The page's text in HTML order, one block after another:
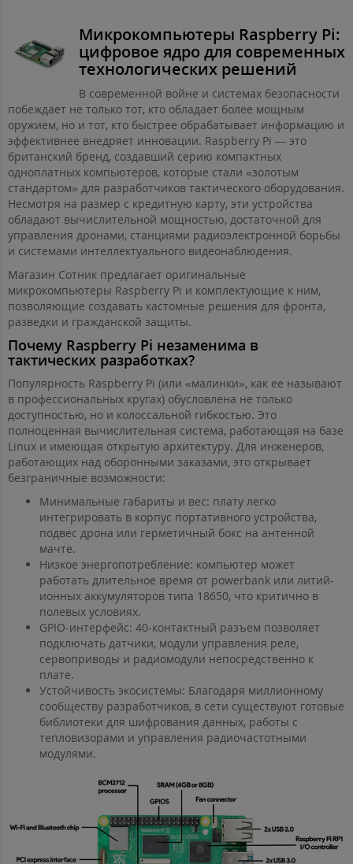
Микрокомпьютеры Raspberry Pi:
цифровое ядро для современных
технологических решений
В современной войне и системах безопасности
побеждает не только тот, кто обладает более мощным
оружием, но и тот, кто быстрее обрабатывает информацию и
эффективнее внедряет инновации. Raspberry Pi — это
британский бренд, создавший серию компактных
одноплатных компьютеров, которые стали «золотым
стандартом» для разработчиков тактического оборудования.
Несмотря на размер с кредитную карту, эти устройства
обладают вычислительной мощностью, достаточной для
управления дронами, станциями радиоэлектронной борьбы
и системами интеллектуального видеонаблюдения.
Магазин Сотник предлагает оригинальные
микрокомпьютеры Raspberry Pi и комплектующие к ним,
позволяющие создавать кастомные решения для фронта,
разведки и гражданской защиты.
Почему Raspberry Pi незаменима в
тактических разработках?
Популярность Raspberry Pi (или «малинки», как ее называют
в профессиональных кругах) обусловлена не только
доступностью, но и колоссальной гибкостью. Это
полноценная вычислительная система, работающая на базе
Linux и имеющая открытую архитектуру. Для инженеров,
работающих над оборонными заказами, это открывает
безграничные возможности:
Минимальные габариты и вес: плату легко
интегрировать в корпус портативного устройства,
подвес дрона или герметичный бокс на антенной
мачте.
Низкое энергопотребление: компьютер может
работать длительное время от powerbank или литий-
ионных аккумуляторов типа 18650, что критично в
полевых условиях.
GPIO-интерфейс: 40-контактный разъем позволяет
подключать датчики, модули управления реле,
сервоприводы и радиомодули непосредственно к
плате.
Устойчивость экосистемы: Благодаря миллионному
сообществу разработчиков, в сети существуют готовые
библиотеки для шифрования данных, работы с
тепловизорами и управления радиочастотными
модулями.